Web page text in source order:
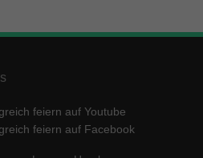
feiern auf Youtube
feiern auf Facebook